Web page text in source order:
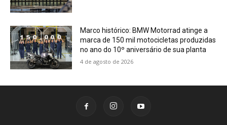
Marco histórico: BMW Motorrad atinge a
marca de 150 mil motocicletas produzidas
no ano do 10º aniversário de sua planta
4 de agosto de 2026